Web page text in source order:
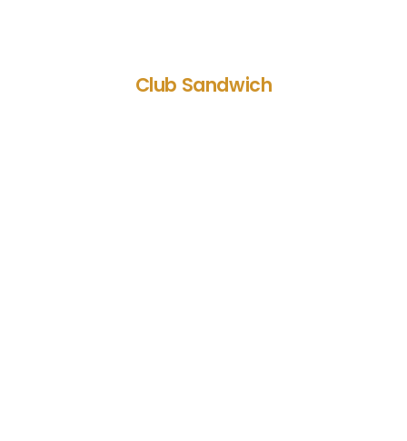
Club Sandwich